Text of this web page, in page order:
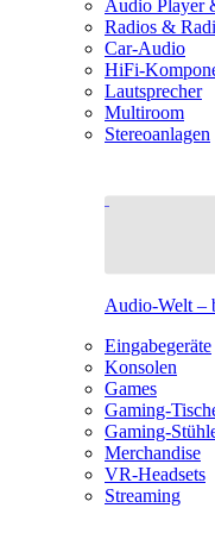
Audio Player
Radios &
Car-Audio
HiFi-
Lautsprecher
Multiroom
Stereoanlagen
Audio-Welt –
Eingabegeräte
Konsolen
Games
Gaming-
Gaming-
Merchandise
VR-Headsets
Streaming